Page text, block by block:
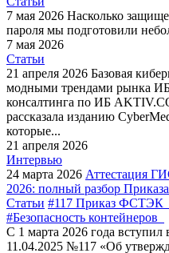
7 мая 2026 Насколько
пароля мы подготовили
7 мая 2026
Статьи
21 апреля 2026 Базовая
модными трендами рынка
консалтинга по ИБ
рассказала изданию
которые...
21 апреля 2026
Интервью
24 марта 2026 Аттестация
2026: полный разбор
Статьи #117 Приказ ФСТЭК
#Безопасность контейнеров
С 1 марта 2026 года
11.04.2025 №117 «Об